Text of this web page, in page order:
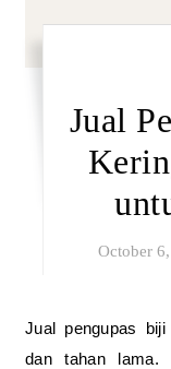
Jual
October
Jual pengupas biji kopi kering berkualitas tinggi, efisien,
dan tahan lama.